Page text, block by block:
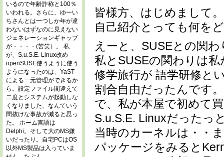
皆様方、はじめまして
自己紹介とっても何を
えーと、SUSEとの関
私とSUSEの関わりは
修学旅行が 語学研修と
割合自由だったんです。
で、私が本屋で初めて
S.u.S.E. Linuxだったっ
当時のカーネルは・・
パッケージをみると
いるので年齢詐称と100％
いわれる。さらに、ゆーい
ちさんとは一つしか年が違
わないはずなのに見えない
ジェネレーションギャップ
が・・・・(苦笑）。 私
が、S.u.S.E. Linux改め
openSUSE使うように使う
ようになったのは、YaST
による一元管理ができるか
ら。設定ファイル間違えて
二度とシステムが起動しな
くなりました、なんていう
間抜けな事故が減ると思っ
た。 ホーム言語は
Delphi。そして大のMS嫌
いだったり。自宅PCはOS
以外MS製品は入っていま